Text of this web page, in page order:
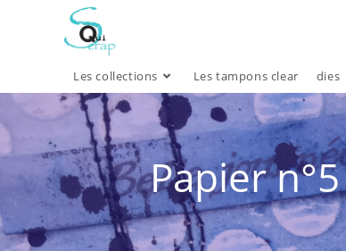
Les collections Les tampons clear dies
Papier